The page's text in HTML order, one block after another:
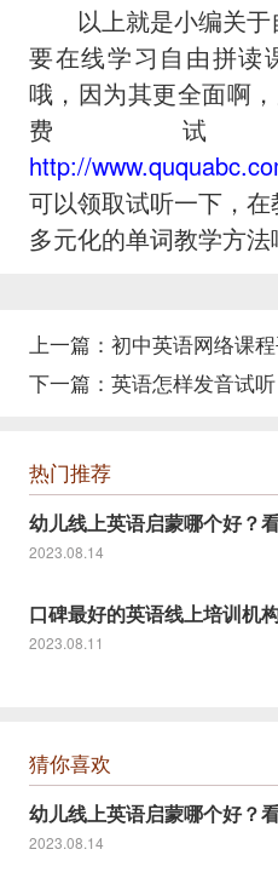
以上就是小编关于
要在线学习自由拼读
哦，因为其更全面啊
费
http://
可以领取试听一下，
多元化的单词教学方法
上一篇： 初中英语网络课
下一篇： 英语怎样发音试
热门推荐
幼儿线上英语启蒙哪个好？
2023.08.14
口碑最好的英语线上培训机
2023.08.11
猜你喜欢
2023.08.14